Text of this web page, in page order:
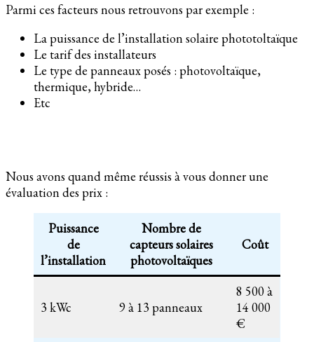
Parmi ces facteurs nous retrouvons par exemple :
La puissance de l’installation solaire phototoltaïque
Le tarif des installateurs
Le type de panneaux posés : photovoltaïque,
thermique, hybride…
Etc
Nous avons quand même réussis à vous donner une
évaluation des prix :
Puissance
de
l’installation
Nombre de
capteurs solaires
photovoltaïques
Coût
3 kWc 9 à 13 panneaux
8 500 à
14 000
€